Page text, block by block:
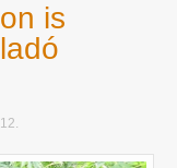
is